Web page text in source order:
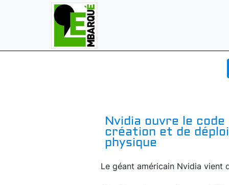
Nvidia ouvre le
création et de
physique
Le géant américain Nvidia vient